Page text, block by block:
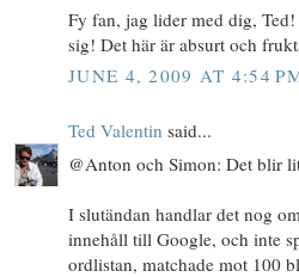
Fy fan, jag lider med dig,
sig! Det här är absurt och
JUNE 4, 2009 AT 4:54
Ted Valentin said...
@Anton och Simon: Det blir
I slutändan handlar det nog
innehåll till Google, och inte
ordlistan, matchade mot 100